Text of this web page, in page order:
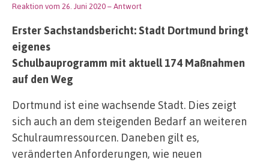
Reaktion vom 26. Juni 2020– Antwort
Erster Sachstandsbericht: Stadt Dortmund bringt
eigenes
Schulbauprogramm mit aktuell 174 Maßnahmen
auf den Weg
Dortmund ist eine wachsende Stadt. Dies zeigt
sich auch an dem steigenden Bedarf an weiteren
Schulraumressourcen. Daneben gilt es,
veränderten Anforderungen, wie neuen